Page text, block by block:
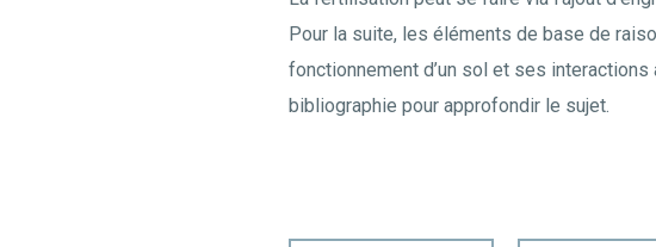
Pour la suite, les éléments de base de
fonctionnement d’un sol et ses
bibliographie pour approfondir le sujet.